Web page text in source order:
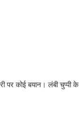
पर कोई बयान। लंबी चुप्पी के